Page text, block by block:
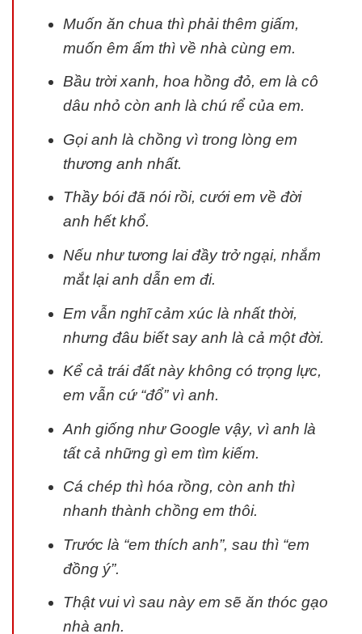
Muốn ăn chua thì phải thêm giấm,
muốn êm ấm thì về nhà cùng em.
Bầu trời xanh, hoa hồng đỏ, em là cô
dâu nhỏ còn anh là chú rể của em.
Gọi anh là chồng vì trong lòng em
thương anh nhất.
Thầy bói đã nói rồi, cưới em về đời
anh hết khổ.
Nếu như tương lai đầy trở ngại, nhắm
mắt lại anh dẫn em đi.
Em vẫn nghĩ cảm xúc là nhất thời,
nhưng đâu biết say anh là cả một đời.
Kể cả trái đất này không có trọng lực,
em vẫn cứ “đổ” vì anh.
Anh giống như Google vậy, vì anh là
tất cả những gì em tìm kiếm.
Cá chép thì hóa rồng, còn anh thì
nhanh thành chồng em thôi.
Trước là “em thích anh”, sau thì “em
đồng ý”.
Thật vui vì sau này em sẽ ăn thóc gạo
nhà anh.